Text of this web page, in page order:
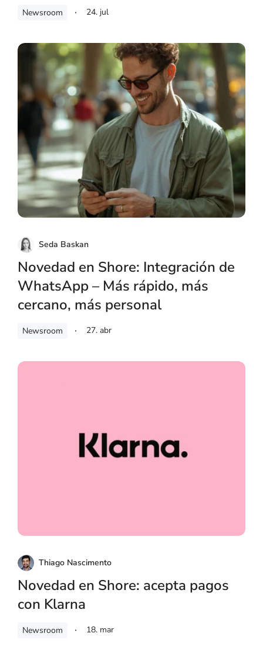
Newsroom 24. jul
Seda Baskan
Novedad en Shore: Integración de
WhatsApp – Más rápido, más
cercano, más personal
Newsroom 27. abr
Thiago Nascimento
Novedad en Shore: acepta pagos
con Klarna
Newsroom 18. mar